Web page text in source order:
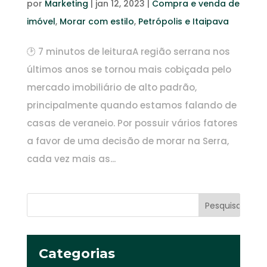
por Marketing jan 12, 2023
Compra e venda de
imóvel, Morar com estilo, Petrópolis e Itaipava
🕑 7 minutos de leituraA região serrana nos
últimos anos se tornou mais cobiçada pelo
mercado imobiliário de alto padrão,
principalmente quando estamos falando de
casas de veraneio. Por possuir vários fatores
a favor de uma decisão de morar na Serra,
cada vez mais as...
Categorias